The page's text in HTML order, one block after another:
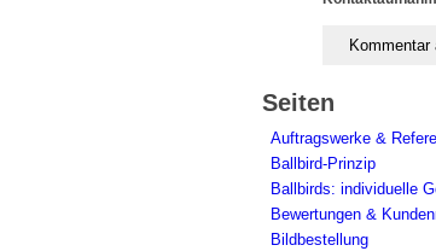
Seiten
Auftragswerke &
Ballbird-Prinzip
Ballbirds: individuelle
Bewertungen &
Bildbestellung